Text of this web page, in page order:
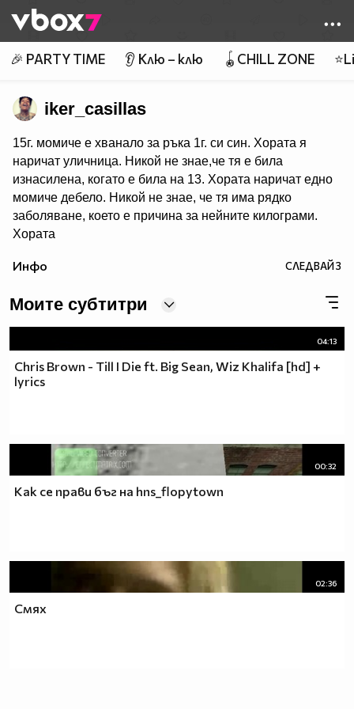
👾
🎉 PARTY TIME 👂 Клю – клю 🪀CHILL ZONE
iker_casillas
15г. момиче е хванало за ръка 1г. си син. Хората я
наричат уличница. Никой не знае,че тя е била
изнасилена, когато е била на 13. Хората наричат едно
момиче дебело. Никой не знае, че тя има рядко
заболяване, което е причина за нейните килограми.
Хората
той е имал сериозен инцидент, който е засегнал лицето
на стената си, ако сте против тормоза и
стереотипа. 95% от вас няма да го направят.
Инфо СЛЕДВАЙ3
Моите субтитри
04:13
Chris Brown - Till I Die ft. Big Sean, Wiz Khalifa [hd] +
lyrics
00:32
Как се прави бъг на hns_flopytown
02:36
Смях